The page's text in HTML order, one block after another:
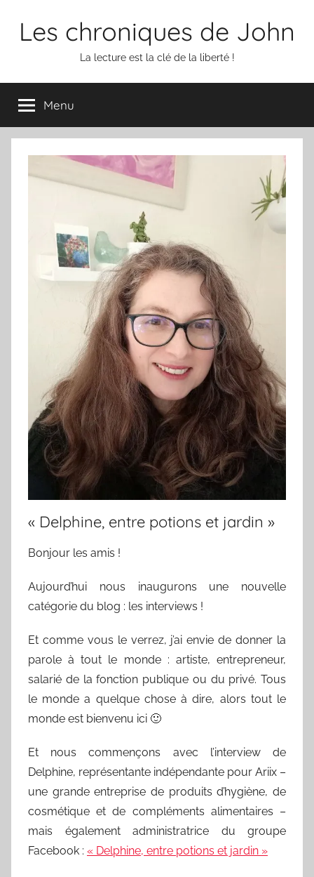
Les chroniques de John
La lecture est la clé de la liberté !
Menu
« Delphine, entre potions et jardin »
Bonjour les amis !
Aujourd’hui nous inaugurons une nouvelle
catégorie du blog : les interviews !
Et comme vous le verrez, j’ai envie de donner la
parole à tout le monde : artiste, entrepreneur,
salarié de la fonction publique ou du privé. Tous
le monde a quelque chose à dire, alors tout le
monde est bienvenu ici 🙂
Et nous commençons avec l’interview de
Delphine, représentante indépendante pour Ariix –
une grande entreprise de produits d’hygiène, de
cosmétique et de compléments alimentaires –
mais également administratrice du groupe
Facebook : « Delphine, entre potions et jardin »